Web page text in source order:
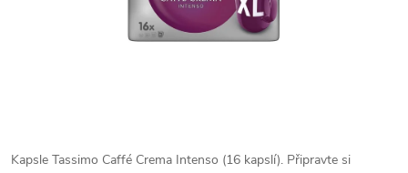
Kapsle Tassimo Caffé Crema Intenso (16 kapslí). Připravte si